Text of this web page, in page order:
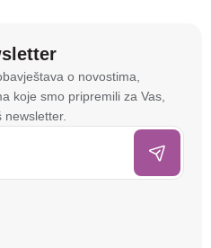
o novostima,
koje smo pripremili za Vas,
newsletter.
i pristupali
To nam omogućuje
stranice, analiziramo
personalizirane oglase i
zanimati. U tu svrhu mogu
povezuju podatke s
Naši partneri također